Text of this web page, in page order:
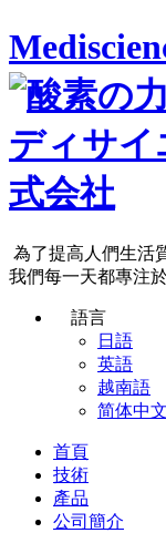
為了提高人們生活
我們每一天都專注
語言
日語
英語
越南語
简体中文
首頁
技術
產品
公司簡介